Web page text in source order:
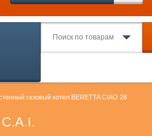
газовый котел BERETTA CIAO 28